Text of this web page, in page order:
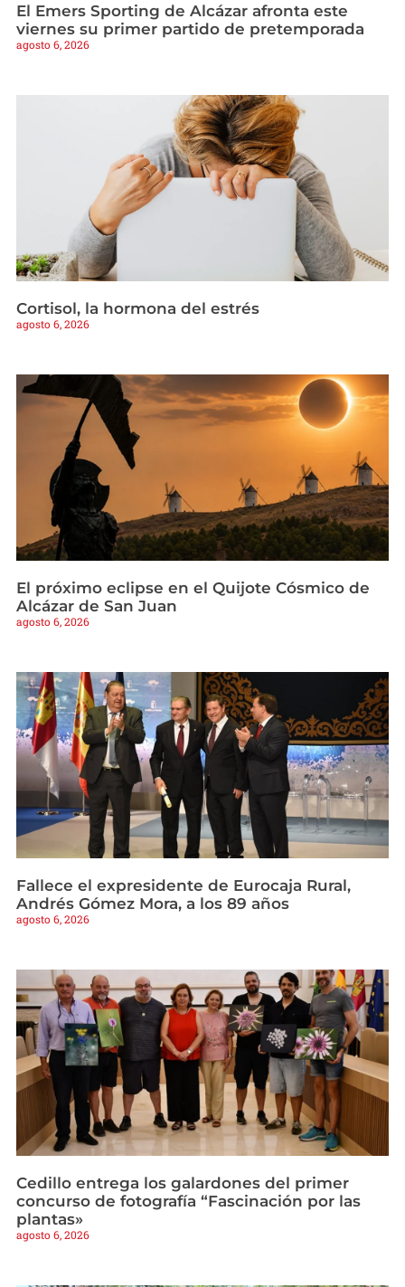
El Emers Sporting de Alcázar afronta este
viernes su primer partido de pretemporada
agosto 6, 2026
Cortisol, la hormona del estrés
agosto 6, 2026
El próximo eclipse en el Quijote Cósmico de
Alcázar de San Juan
agosto 6, 2026
Fallece el expresidente de Eurocaja Rural,
Andrés Gómez Mora, a los 89 años
agosto 6, 2026
Cedillo entrega los galardones del primer
concurso de fotografía “Fascinación por las
plantas»
agosto 6, 2026